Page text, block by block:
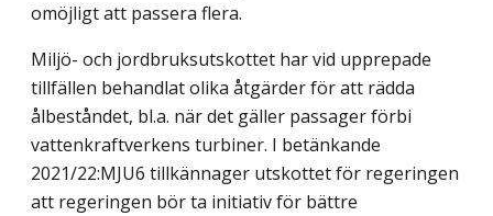
omöjligt att passera flera.
Miljö- och jordbruksutskottet har vid upprepade
tillfällen behandlat olika åtgärder för att rädda
ålbeståndet, bl.a. när det gäller passager förbi
vattenkraftverkens turbiner. I betänkande
2021/22:MJU6 tillkännager utskottet för regeringen
att regeringen bör ta initiativ för bättre